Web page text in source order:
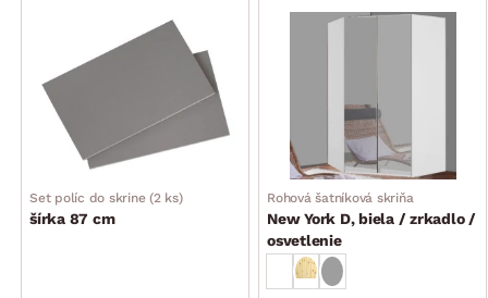
priestor, 1 x závesná šatníková tyč z kovu, 1 x horná polica
perokresba vnútorného priestoru skrine viď fotogaléria
dekor vnútorného priestoru: optika šedého
textilného plátna
ďalšie vnútorné police možno dokúpiť samostatne ako
združený produkt
vyrobené v Nemecku
dodávané bez dekoratívnej pasportovej lišty a bez
vonkajšieho osvetlenia
z jednotlivých skríň z kolekcie New York možno zostaviť
Set políc do skrine (2 ks)
šírka 87 cm
Rohová šatníková skriňa
New York D, biela / zrkadlo /
osvetlenie